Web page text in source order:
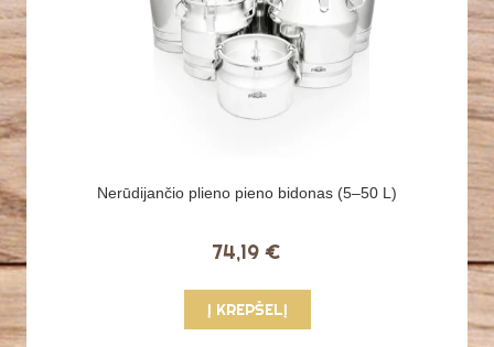
Nerūdijančio plieno pieno bidonas (5–50 L)
74,19 €
Į KREPŠELĮ